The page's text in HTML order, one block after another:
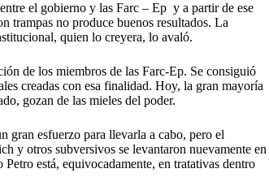
el gobierno y las Farc – Ep y a partir de ese
trampas no produce buenos resultados. La
quien lo creyera, lo avaló.
de los miembros de las Farc-Ep. Se consiguió
creadas con esa finalidad. Hoy, la gran mayoría
gozan de las mieles del poder.
gran esfuerzo para llevarla a cabo, pero el
y otros subversivos se levantaron nuevamente en
está, equivocadamente, en tratativas dentro